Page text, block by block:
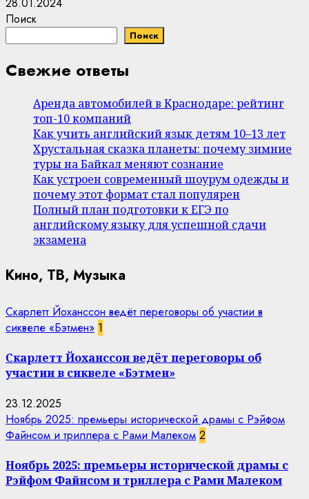
Поиск
Поиск
Свежие ответы
Аренда автомобилей в Краснодаре: рейтинг
топ-10 компаний
Как учить английский язык детям 10–13 лет
Хрустальная сказка планеты: почему зимние
туры на Байкал меняют сознание
Как устроен современный шоурум одежды и
почему этот формат стал популярен
Полный план подготовки к ЕГЭ по
английскому языку для успешной сдачи
экзамена
Кино, ТВ, Музыка
Скарлетт Йоханссон ведёт переговоры об участии в
сиквеле «Бэтмен» 1
Скарлетт Йоханссон ведёт переговоры об
участии в сиквеле «Бэтмен»
23.12.2025
Ноябрь 2025: премьеры исторической драмы с Рэйфом
Файнсом и триллера с Рами Малеком 2
Ноябрь 2025: премьеры исторической драмы с
Рэйфом Файнсом и триллера с Рами Малеком